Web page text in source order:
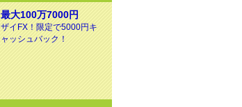
最大100万7000円
ザイFX！限定で5000円キ
ャッシュバック！